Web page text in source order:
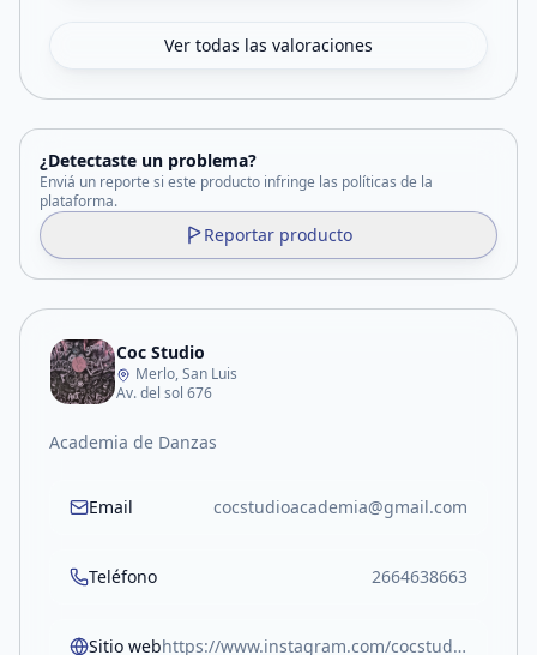
Ver todas las valoraciones
¿Detectaste un problema?
Enviá un reporte si este producto infringe las políticas de la
plataforma.
Reportar producto
Coc Studio
Merlo, San Luis
Av. del sol 676
Academia de Danzas
Email cocstudioacademia@gmail.com
Teléfono 2664638663
Sitio web https://www.instagram.com/cocstudio_ok?igsh=aThkODE0bXJwbGxt&utm_source=qr